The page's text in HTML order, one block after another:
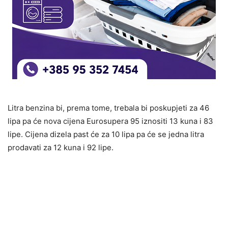
Litra benzina bi, prema tome, trebala bi poskupjeti za 46
lipa pa će nova cijena Eurosupera 95 iznositi 13 kuna i 83
lipe. Cijena dizela past će za 10 lipa pa će se jedna litra
prodavati za 12 kuna i 92 lipe.